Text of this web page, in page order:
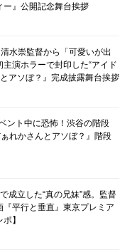
ー』公開記念舞台挨拶
水崇監督から「可愛いが出
演ホラーで封印した“アイド
アソぼ？』完成披露舞台挨拶
ント中に恐怖！渋谷の階段
れかさんとアソぼ？』階段
成立した“真の兄妹”感。監督
平行と垂直』東京プレミア
】